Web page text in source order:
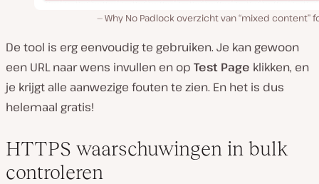
Why No Padlock overzicht van “mixed content”
De tool is erg eenvoudig te gebruiken. Je kan gewoon
een URL naar wens invullen en op Test Page klikken, en
je krijgt alle aanwezige fouten te zien. En het is dus
helemaal gratis!
HTTPS waarschuwingen in bulk
controleren